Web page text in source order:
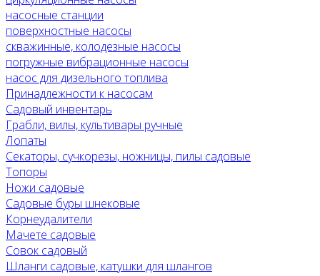
насосные станции
поверхностные насосы
скважинные, колодезные насосы
погружные вибрационные насосы
насос для дизельного топлива
Принадлежности к насосам
Садовый инвентарь
Грабли, вилы, культивары ручные
Лопаты
Секаторы, сучкорезы, ножницы, пилы садовые
Топоры
Ножи садовые
Садовые буры шнековые
Корнеудалители
Мачете садовые
Совок садовый
Шланги садовые, катушки для шлангов